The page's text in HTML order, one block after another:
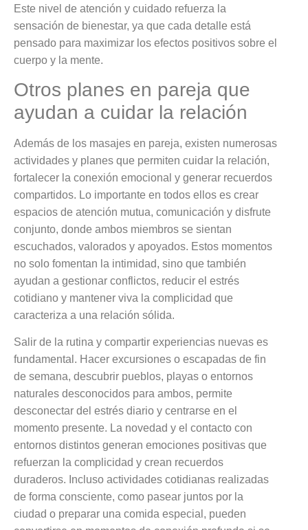
Este nivel de atención y cuidado refuerza la
sensación de bienestar, ya que cada detalle está
pensado para maximizar los efectos positivos sobre el
cuerpo y la mente.
Otros planes en pareja que
ayudan a cuidar la relación
Además de los masajes en pareja, existen numerosas
actividades y planes que permiten cuidar la relación,
fortalecer la conexión emocional y generar recuerdos
compartidos. Lo importante en todos ellos es crear
espacios de atención mutua, comunicación y disfrute
conjunto, donde ambos miembros se sientan
escuchados, valorados y apoyados. Estos momentos
no solo fomentan la intimidad, sino que también
ayudan a gestionar conflictos, reducir el estrés
cotidiano y mantener viva la complicidad que
caracteriza a una relación sólida.
Salir de la rutina y compartir experiencias nuevas es
fundamental. Hacer excursiones o escapadas de fin
de semana, descubrir pueblos, playas o entornos
naturales desconocidos para ambos, permite
desconectar del estrés diario y centrarse en el
momento presente. La novedad y el contacto con
entornos distintos generan emociones positivas que
refuerzan la complicidad y crean recuerdos
duraderos. Incluso actividades cotidianas realizadas
de forma consciente, como pasear juntos por la
ciudad o preparar una comida especial, pueden